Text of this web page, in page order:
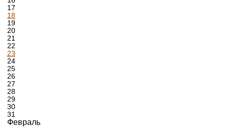
17
18
19
20
21
22
23
24
25
26
27
28
29
30
31
Февраль